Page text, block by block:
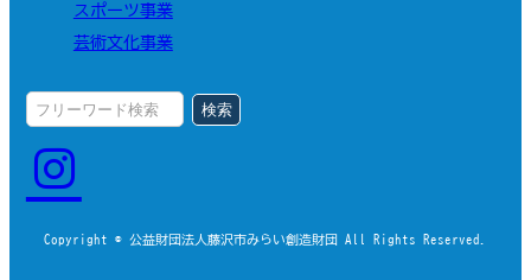
スポーツ事業
芸術文化事業
検索
Copyright © 公益財団法人藤沢市みらい創造財団 All Rights Reserved.